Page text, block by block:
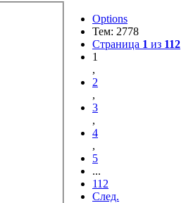
Options
Тем: 2778
Страница 1 из 112
1
,
2
,
3
,
4
,
5
...
112
След.